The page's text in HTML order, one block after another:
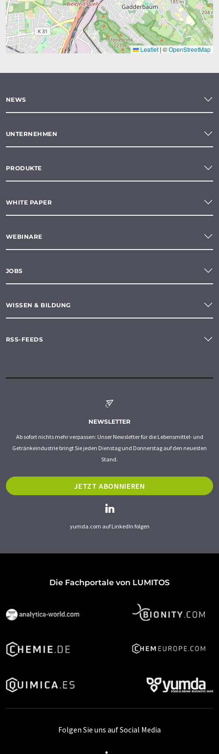
Leaflet | ©OpenStreetMap
NEWS
UNTERNEHMEN
PRODUKTE
WHITE PAPER
WEBINARE
JOBS
WISSEN & BILDUNG
RSS-FEEDS
NEWSLETTER
Ab sofort nichts mehr verpassen: Unser Newsletter für die Lebensmittel- und
Getränkeindustrie bringt Sie jeden Dienstag und Donnerstag auf den neuesten
Stand.
JETZT ABONNIEREN
yumda.com auf LinkedIn folgen
Die Fachportale von LUMITOS
Folgen Sie uns auf Social Media